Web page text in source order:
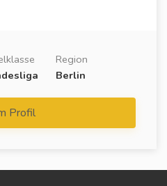
Region
Berlin
Profil